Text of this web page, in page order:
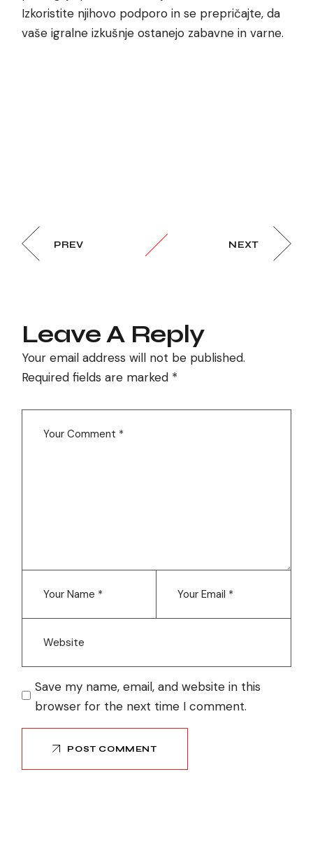
Izkoristite njihovo podporo in se prepričajte, da
vaše igralne izkušnje ostanejo zabavne in varne.
PREV NEXT
Leave A Reply
Your email address will not be published.
Required fields are marked *
Save my name, email, and website in this
browser for the next time I comment.
POST COMMENT